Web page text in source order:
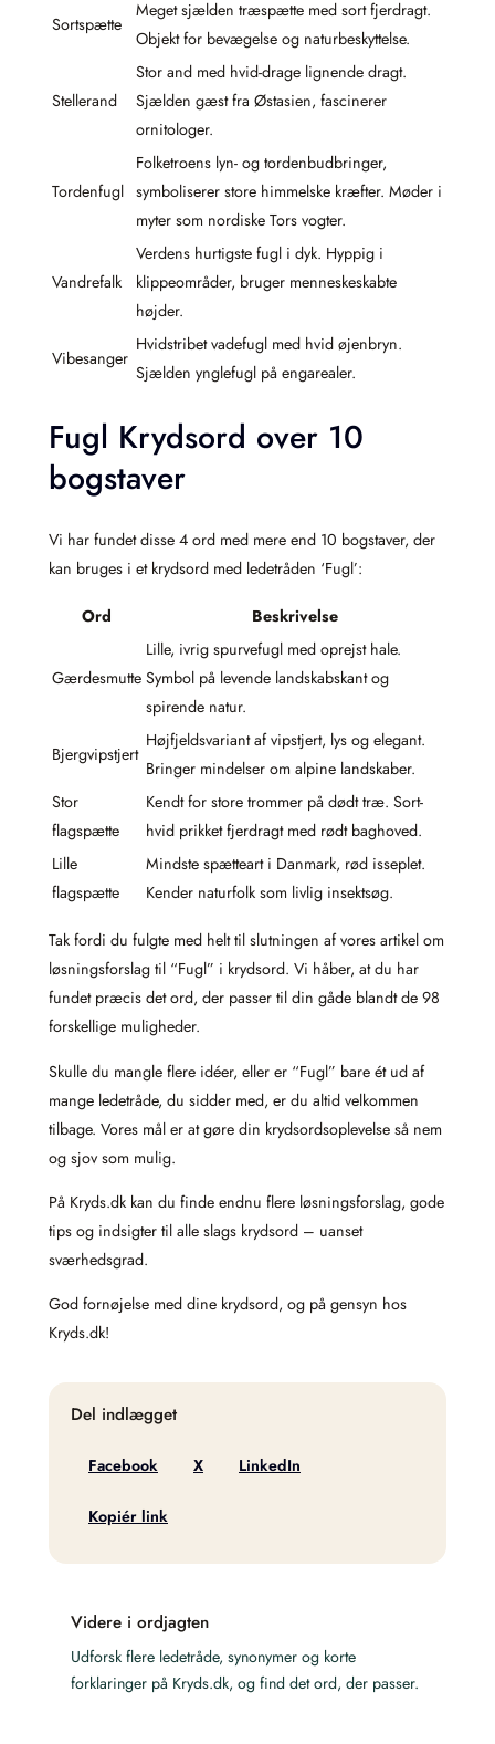
Sortspætte
Meget sjælden træspætte med sort fjerdragt.
Objekt for bevægelse og naturbeskyttelse.
Stellerand
Stor and med hvid-drage lignende dragt.
Sjælden gæst fra Østasien, fascinerer
ornitologer.
Tordenfugl
Folketroens lyn- og tordenbudbringer,
symboliserer store himmelske kræfter. Møder i
myter som nordiske Tors vogter.
Vandrefalk
Verdens hurtigste fugl i dyk. Hyppig i
klippeområder, bruger menneskeskabte
højder.
Vibesanger
Hvidstribet vadefugl med hvid øjenbryn.
Sjælden ynglefugl på engarealer.
Fugl Krydsord over 10
bogstaver
Vi har fundet disse 4 ord med mere end 10 bogstaver, der
kan bruges i et krydsord med ledetråden ‘Fugl’:
Ord Beskrivelse
Gærdesmutte
Lille, ivrig spurvefugl med oprejst hale.
Symbol på levende landskabskant og
spirende natur.
Bjergvipstjert
Højfjeldsvariant af vipstjert, lys og elegant.
Bringer mindelser om alpine landskaber.
Stor
flagspætte
Kendt for store trommer på dødt træ. Sort-
hvid prikket fjerdragt med rødt baghoved.
Lille
flagspætte
Mindste spætteart i Danmark, rød isseplet.
Kender naturfolk som livlig insektsøg.
Tak fordi du fulgte med helt til slutningen af vores artikel om
løsningsforslag til “Fugl” i krydsord. Vi håber, at du har
fundet præcis det ord, der passer til din gåde blandt de 98
forskellige muligheder.
Skulle du mangle flere idéer, eller er “Fugl” bare ét ud af
mange ledetråde, du sidder med, er du altid velkommen
tilbage. Vores mål er at gøre din krydsordsoplevelse så nem
og sjov som mulig.
På Kryds.dk kan du finde endnu flere løsningsforslag, gode
tips og indsigter til alle slags krydsord – uanset
sværhedsgrad.
God fornøjelse med dine krydsord, og på gensyn hos
Kryds.dk!
Del indlægget
Facebook X LinkedIn
Kopiér link
Videre i ordjagten
Udforsk flere ledetråde, synonymer og korte
forklaringer på Kryds.dk, og find det ord, der passer.